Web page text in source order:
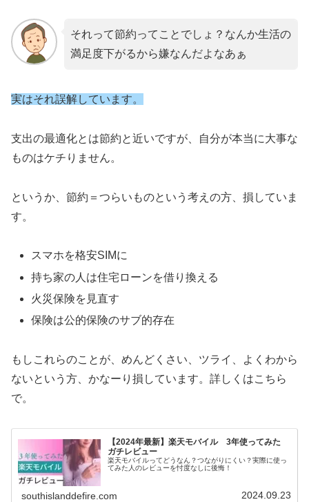
それって節約ってことでしょ？なんか生活の
満足度下がるから嫌なんだよなあぁ
実はそれ誤解しています。
支出の最適化とは節約と近いですが、自分が本当に大事な
ものはケチりません。
というか、節約＝つらいものという考えの方、損していま
す。
スマホを格安SIMに
持ち家の人は住宅ローンを借り換える
火災保険を見直す
保険は公的保険のサブ的存在
もしこれらのことが、めんどくさい、ツライ、よくわから
ないという方、かなーり損しています。詳しくはこちら
で。
【2024年最新】楽天モバイル 3年使ってみた
ガチレビュー
楽天モバイルってどうなん？つながりにくい？実際に使っ
てみた人のレビューを忖度なしに後悔！
southislanddefire.com 2024.09.23